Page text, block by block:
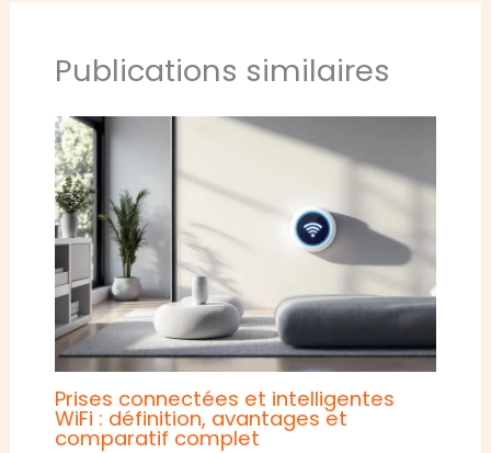
Publications similaires
Prises connectées et intelligentes
WiFi : définition, avantages et
comparatif complet